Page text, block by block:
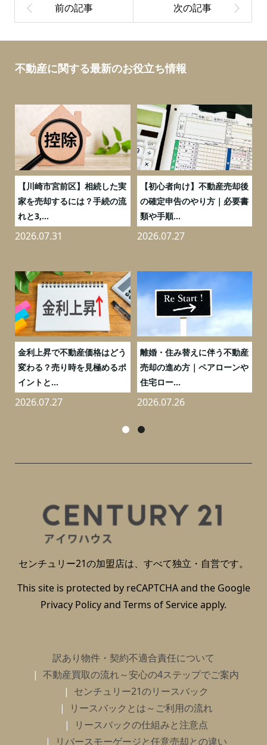
不動産に関する最新のお役立ち情報
【川崎市宮前区】相続した実
家を売却するには？手続の流
れと3,...
2026.07.31
【初心者向け】不動産売却後
の確定申告のやり方｜必要書
類や手順...
2026.07.27
金利上昇で不動産価格はどう
変わる？売り時を見極めるポ
イントと...
2026.07.27
離婚・住み替えに伴う不動産
売却の進め方｜ペアローンや
住宅ロー...
2026.07.26
センチュリー21の加盟店は、すべて独立・自営です。
This site is protected by reCAPTCHA and the Google
Privacy Policyand Terms of Serviceapply.
訳あり物件・契約不適合責任について
不動産買取の流れ～安心の4ステップでご案内
センチュリー21のリースバック
リースバックとは～ご利用の流れ
リースバックの仕組みと注意点
リバースモーゲージと任意売却との違い